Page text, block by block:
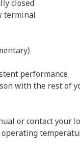
closed
terminal
performance
with the rest of
or contact your